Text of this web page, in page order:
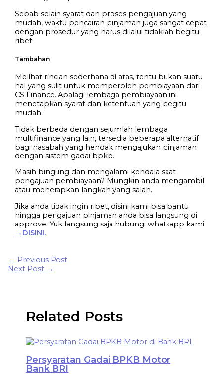
Sebab selain syarat dan proses pengajuan yang
mudah, waktu pencairan pinjaman juga sangat cepat
dengan prosedur yang harus dilalui tidaklah begitu
ribet.
Tambahan
Melihat rincian sederhana di atas, tentu bukan suatu
hal yang sulit untuk memperoleh pembiayaan dari
CS Finance. Apalagi lembaga pembiayaan ini
menetapkan syarat dan ketentuan yang begitu
mudah.
Tidak berbeda dengan sejumlah lembaga
multifinance yang lain, tersedia beberapa alternatif
bagi nasabah yang hendak mengajukan pinjaman
dengan sistem gadai bpkb.
Masih bingung dan mengalami kendala saat
pengajuan pembiayaan? Mungkin anda mengambil
atau menerapkan langkah yang salah.
Jika anda tidak ingin ribet, disini kami bisa bantu
hingga pengajuan pinjaman anda bisa langsung di
approve. Yuk langsung saja hubungi whatsapp kami
→DISINI.
← Previous Post
Next Post →
Related Posts
Persyaratan Gadai BPKB Motor
Bank BRI